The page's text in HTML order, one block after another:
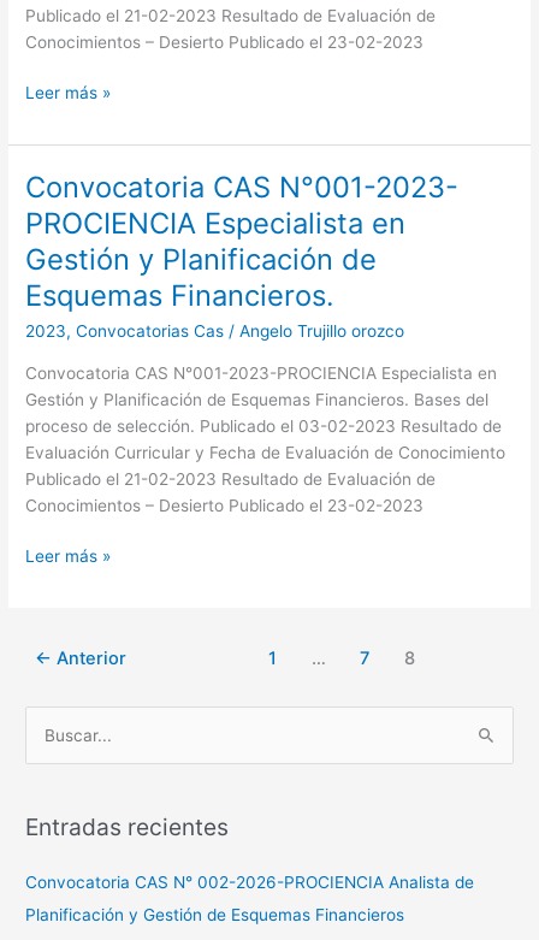
Publicado el 21-02-2023 Resultado de Evaluación de
Conocimientos – Desierto Publicado el 23-02-2023
Esquemas
Financieros.
Leer más »
Convocatoria CAS N°001-2023-
PROCIENCIA Especialista en
Gestión y Planificación de
Esquemas Financieros.
2023,Convocatorias Cas /Angelo Trujillo orozco
Convocatoria CAS N°001-2023-PROCIENCIA Especialista en
Gestión y Planificación de Esquemas Financieros. Bases del
proceso de selección. Publicado el 03-02-2023 Resultado de
Evaluación Curricular y Fecha de Evaluación de Conocimiento
Publicado el 21-02-2023 Resultado de Evaluación de
Conocimientos – Desierto Publicado el 23-02-2023
Convocatoria
CAS
N°001-
2023-
PROCIENCIA
Especialista
en
Gestión
y
Planificación
de
Esquemas
Financieros.
Leer más »
← Anterior 1 … 7 8
c
Entradas recientes
Convocatoria CAS N° 002-2026-PROCIENCIA Analista de
Planificación y Gestión de Esquemas Financieros